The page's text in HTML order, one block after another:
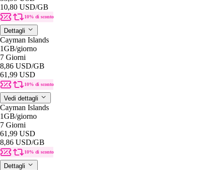
10,80 USD/GB
10% di sconto
Dettagli
Cayman Islands
1GB/giorno
7 Giorni
8,86 USD/GB
61,99 USD
10% di sconto
Vedi dettagli
Cayman Islands
1GB/giorno
7 Giorni
61,99 USD
8,86 USD/GB
10% di sconto
Dettagli